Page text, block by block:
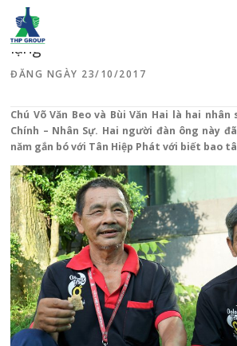
Nét đẹp lao động : những chú
lặng
ĐĂNG NGÀY 23/10/2017
Chú Võ Văn Beo và Bùi Văn Hai là hai
Chính – Nhân Sự. Hai người đàn ông này
năm gắn bó với Tân Hiệp Phát với biết bao